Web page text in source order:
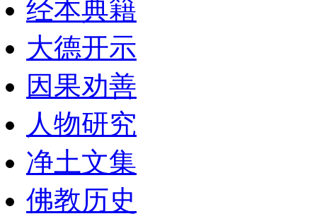
经本典籍
大德开示
因果劝善
人物研究
净土文集
佛教历史